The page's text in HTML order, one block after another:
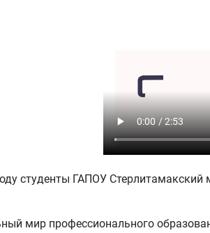
студенты ГАПОУ
мир профессионального